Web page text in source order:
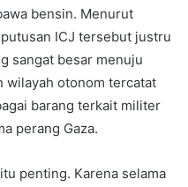
bensin. Menurut
ICJ tersebut justru
sangat besar menuju
wilayah otonom tercatat
barang terkait militer
perang Gaza.
penting. Karena selama